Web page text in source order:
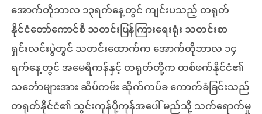
အောက်တိုဘာလ ၁၃ရက်နေ့တွင် ကျင်းပသည့် တရုတ်
နိုင်ငံတော်ကောင်စီ သတင်းပြန်ကြားရေးရုံး သတင်းစာ
ရှင်းလင်းပွဲတွင် သတင်းထောက်က အောက်တိုဘာလ ၁၄
ရက်နေ့တွင် အမေရိကန်နှင့် တရုတ်တို့က တစ်ဖက်နိုင်ငံ၏
သင်္ဘောများအား ဆိပ်ကမ်း ဆိုက်ကပ်ခ ကောက်ခံခြင်းသည်
တရုတ်နိုင်ငံ၏ သွင်းကုန်ပို့ကုန်အပေါ် မည်သို့ သက်ရောက်မှု